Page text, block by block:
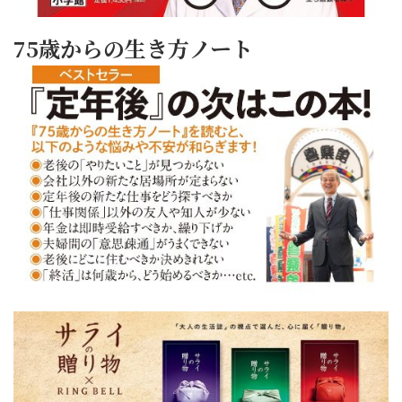
75歳からの生き方ノート